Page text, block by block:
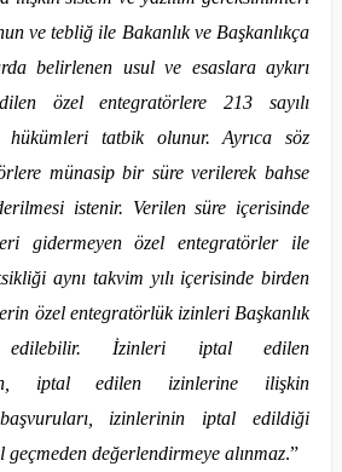
ve tebliğ ile Bakanlık ve Başkanlıkça
belirlenen usul ve esaslara aykırı
özelentegratörlere 213 sayılı
tatbik olunur. Ayrıca söz
münasip bir süre verilerek bahse
istenir. Verilen süre içerisinde
gidermeyen özelentegratörlerile
aynı takvim yılı içerisinde birden
özel entegratörlükizinleri Başkanlık
edilebilir. İzinleri iptal edilen
, iptal edilen izinlerine ilişkin
izinlerinin iptal edildiği
değerlendirmeye alınmaz.”